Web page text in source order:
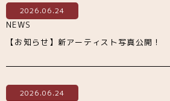
2026.06.24
NEWS
【お知らせ】新アーティスト写真公開！
2026.06.24